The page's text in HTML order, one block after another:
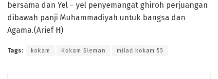
bersama dan Yel – yel penyemangat ghiroh perjuangan
dibawah panji Muhammadiyah untuk bangsa dan
Agama.(Arief H)
Tags: kokam Kokam Sleman milad kokam 55